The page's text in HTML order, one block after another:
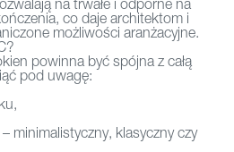
na trwałe i odporne na
co daje architektom i
możliwości aranżacyjne.
powinna być spójna z całą
pod uwagę:
minimalistyczny, klasyczny czy